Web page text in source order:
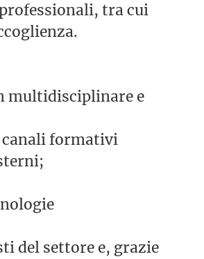
tra cui
multidisciplinare e
canali formativi
del settore e, grazie